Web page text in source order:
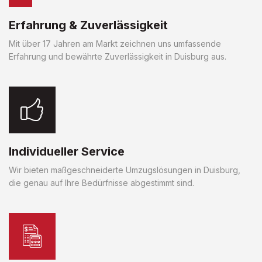
Erfahrung & Zuverlässigkeit
Mit über 17 Jahren am Markt zeichnen uns umfassende
Erfahrung und bewährte Zuverlässigkeit in Duisburg aus.
Individueller Service
Wir bieten maßgeschneiderte Umzugslösungen in Duisburg,
die genau auf Ihre Bedürfnisse abgestimmt sind.